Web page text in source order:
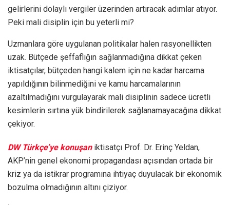
gelirlerini dolaylı vergiler üzerinden artıracak adımlar atıyor.
Peki mali disiplin için bu yeterli mi?
Uzmanlara göre uygulanan politikalar halen rasyonellikten
uzak. Bütçede şeffaflığın sağlanmadığına dikkat çeken
iktisatçılar, bütçeden hangi kalem için ne kadar harcama
yapıldığının bilinmediğini ve kamu harcamalarının
azaltılmadığını vurgulayarak mali disiplinin sadece ücretli
kesimlerin sırtına yük bindirilerek sağlanamayacağına dikkat
çekiyor.
DW Türkçe’ye konuşaniktisatçı Prof. Dr. Erinç Yeldan,
AKP’nin genel ekonomi propagandası açısından ortada bir
kriz ya da istikrar programına ihtiyaç duyulacak bir ekonomik
bozulma olmadığının altını çiziyor.